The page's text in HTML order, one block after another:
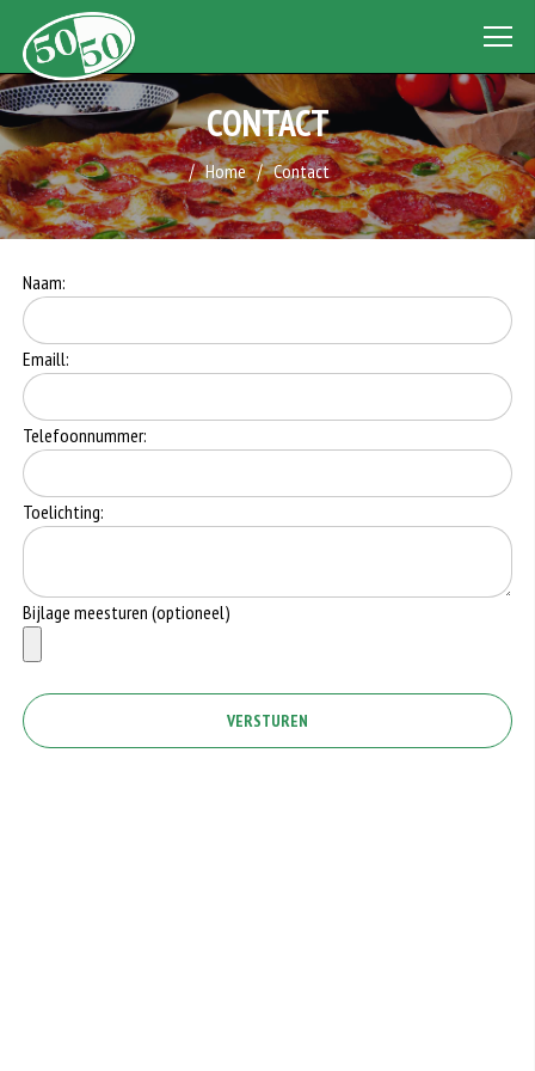
CONTACT
Home Contact
Naam:
Emaill:
Telefoonnummer:
Toelichting:
Bijlage meesturen (optioneel)